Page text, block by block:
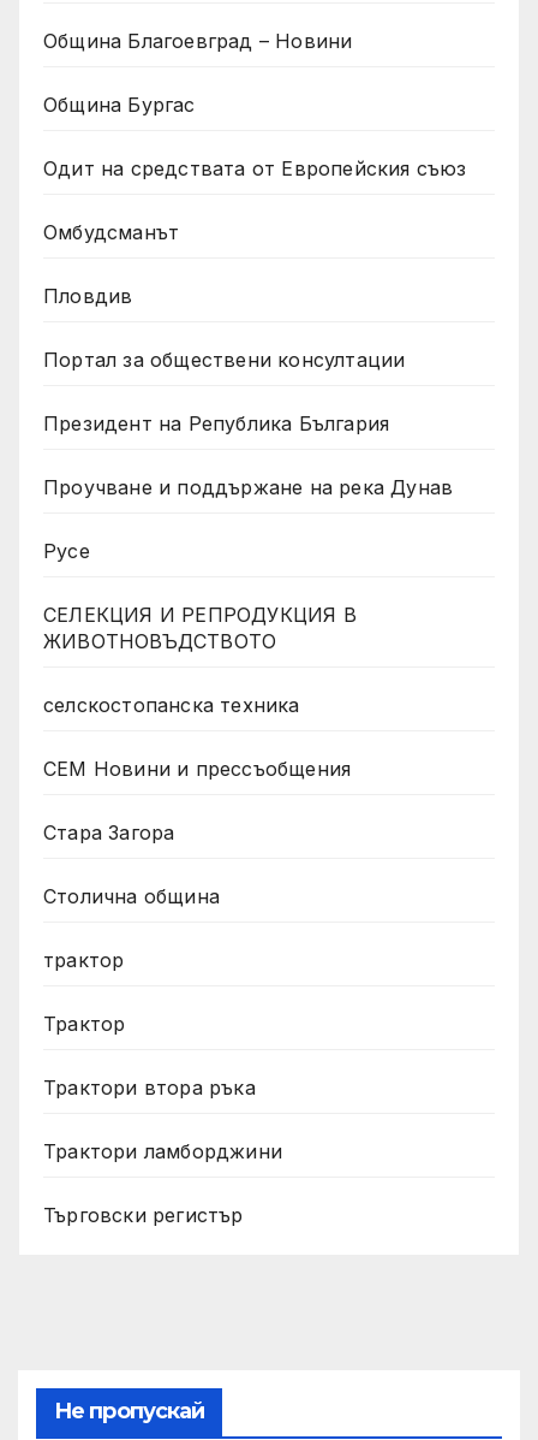
Община Благоевград – Новини
Община Бургас
Одит на средствата от Европейския съюз
Омбудсманът
Пловдив
Портал за обществени консултации
Президент на Република България
Проучване и поддържане на река Дунав
Русе
СЕЛЕКЦИЯ И РЕПРОДУКЦИЯ В
ЖИВОТНОВЪДСТВОТО
селскостопанска техника
СЕМ Новини и прессъобщения
Стара Загора
Столична община
трактор
Трактор
Трактори втора ръка
Трактори ламборджини
Търговски регистър
Не пропускай